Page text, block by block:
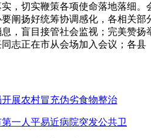
，切实鞭策各项使命落地落细
阐扬好统筹协调感化，各相关
，盲目接管社会监视；完美赞
志正在市从会场加入会议；各
展农村冒充伪劣食物整治
一人平易近病院突发公共卫